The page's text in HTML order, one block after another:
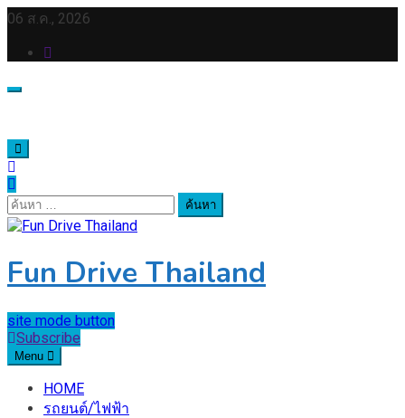
Skip
content
06 ส.ค., 2026
ค้นหา
สำหรับ:
Fun Drive Thailand
site mode button
Subscribe
Menu
HOME
รถยนต์/ไฟฟ้า